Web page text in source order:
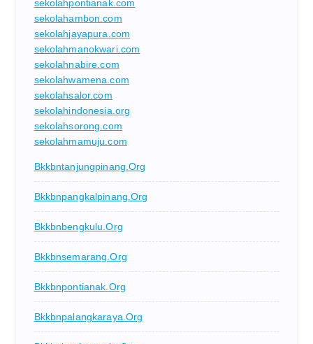
sekolahpontianak.com
sekolahambon.com
sekolahjayapura.com
sekolahmanokwari.com
sekolahnabire.com
sekolahwamena.com
sekolahsalor.com
sekolahindonesia.org
sekolahsorong.com
sekolahmamuju.com
Bkkbntanjungpinang.org
Bkkbnpangkalpinang.org
Bkkbnbengkulu.org
Bkkbnsemarang.org
Bkkbnpontianak.org
Bkkbnpalangkaraya.org